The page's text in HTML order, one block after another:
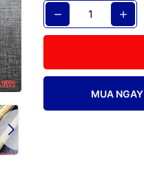
MUA NGAY
- CURLY
- XÀ CỪ - KIM LOAI VÀNG